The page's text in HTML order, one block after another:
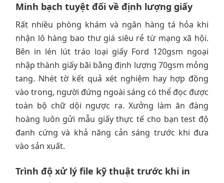
Minh bạch tuyệt đối về định lượng giấy
Rất nhiều phòng khám và ngân hàng tá hỏa khi
nhận lô hàng bao thư giá siêu rẻ từ mạng xã hội.
Bên in lén lút tráo loại giấy Ford 120gsm ngoại
nhập thành giấy bãi bằng định lượng 70gsm mỏng
tang. Nhét tờ kết quả xét nghiệm hay hợp đồng
vào trong, người đứng ngoài sáng có thể đọc được
toàn bộ chữ dội ngược ra. Xưởng làm ăn đàng
hoàng luôn gửi mẫu giấy thực tế cho bạn test độ
đanh cứng và khả năng cản sáng trước khi đưa
vào sản xuất.
Trình độ xử lý file kỹ thuật trước khi in